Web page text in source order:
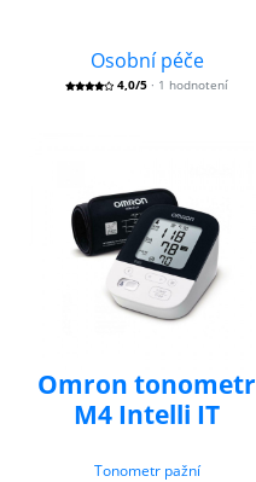
Osobní péče
4,0/5 · 1 hodnotení
Omron tonometr
M4 Intelli IT
Tonometr pažní